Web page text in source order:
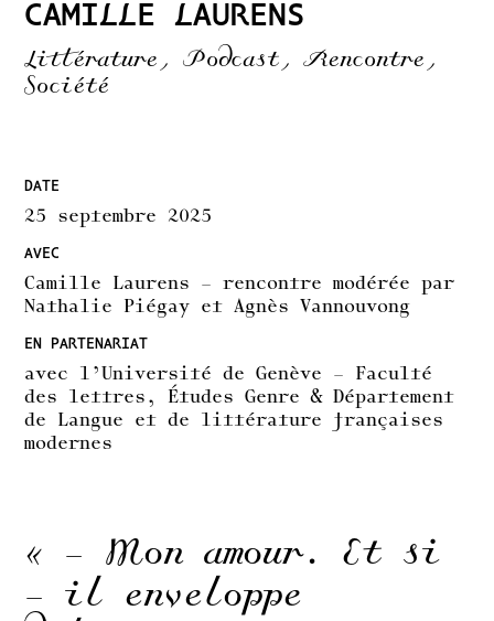
CAMILLE LAURENS
Littérature, Podcast, Rencontre,
Société
DATE
25 septembre 2025
AVEC
Camille Laurens – rencontre modérée par
Nathalie Piégay et Agnès Vannouvong
EN PARTENARIAT
avec l’Université de Genève – Faculté
des lettres, Études Genre & Département
de Langue et de littérature françaises
modernes
« – Mon amour. Et si
– il enveloppe